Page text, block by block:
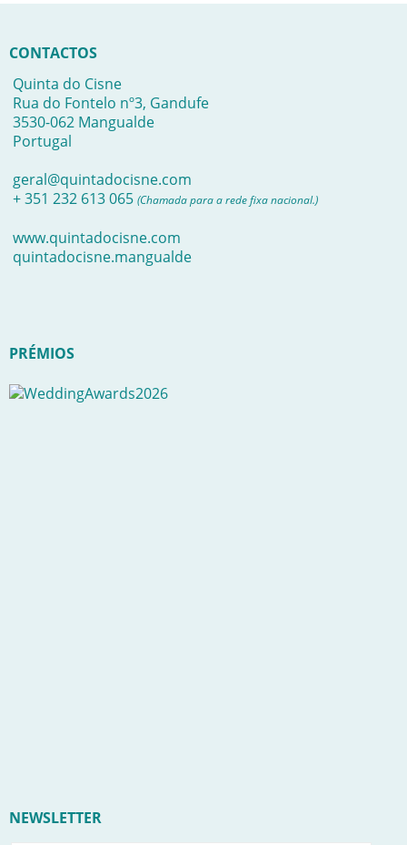
CONTACTOS
Quinta do Cisne
Rua do Fontelo nº3, Gandufe
3530-062 Mangualde
Portugal
geral@quintadocisne.com
+ 351 232 613 065 (Chamada para a rede fixa nacional.)
www.quintadocisne.com
quintadocisne.mangualde
PRÉMIOS
NEWSLETTER